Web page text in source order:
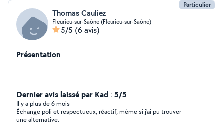
Particulier
Thomas Cauliez
Fleurieu-sur-Saône (Fleurieu-sur-Saône)
5/5 (6 avis)
Présentation
Dernier avis laissé par Kad : 5/5
Il y a plus de 6 mois
Échange poli et respectueux, réactif, même si j'ai pu trouver
une alternative.